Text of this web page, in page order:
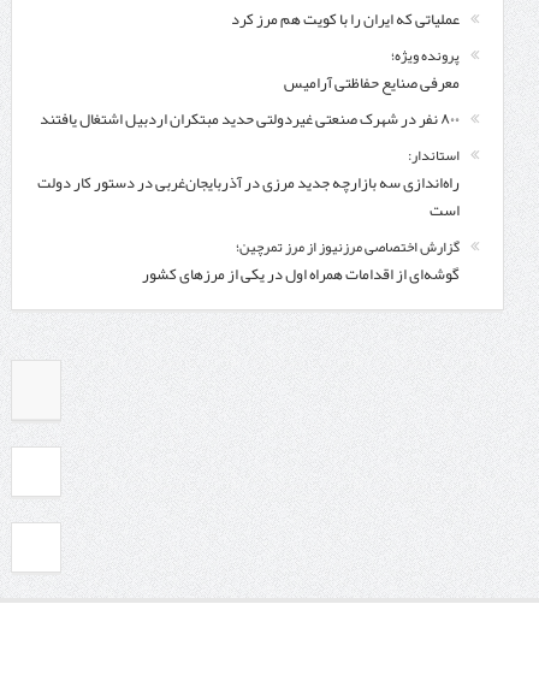
عملیاتی که ایران را با کویت هم مرز کرد
پرونده ویژه؛
معرفی صنایع حفاظتی آرامیس
۸۰۰ نفر در شهرک صنعتی غیردولتی حدید مبتکران اردبیل اشتغال یافتند
استاندار:
راه‌اندازی سه بازارچه جدید مرزی در آذربایجان‌غربی در دستور کار دولت
است
گزارش اختصاصی مرزنیوز از مرز تمرچین؛
گوشه‌ای از اقدامات همراه اول در یکی از مرزهای کشور